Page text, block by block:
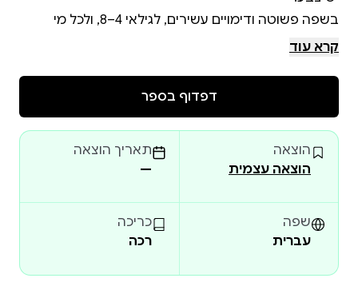
בשפה פשוטה ודימויים עשירים, לגילאי 4–8, ולכל מי
שמרגיש מיוחד.
קרא עוד
דפדוף בספר
הוצאה
הוצאה עצמית
תאריך הוצאה
—
שפה
עברית
כריכה
רכה